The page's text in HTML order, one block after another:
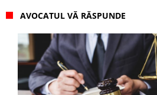
AVOCATUL VĂ RĂSPUNDE